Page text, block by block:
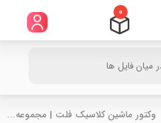
0
وکتور ماشین کلاسیک فلت | مجموعه...